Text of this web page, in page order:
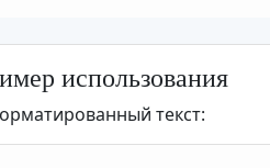
использования
текст: